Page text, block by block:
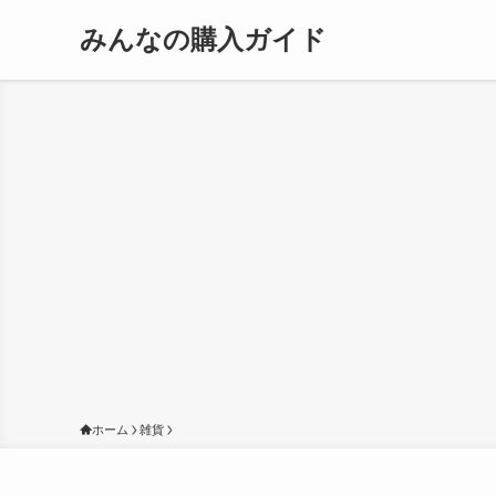
みんなの購入ガイド
ホーム 雑貨